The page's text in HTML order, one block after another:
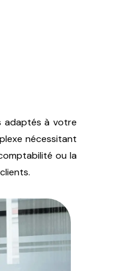
adaptés à votre
nécessitant
ou la